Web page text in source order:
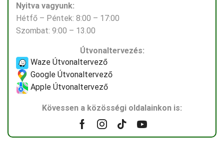
Nyitva vagyunk:
Hétfő – Péntek: 8:00 – 17:00
Szombat: 9:00 – 13.00
Útvonaltervezés:
Waze Útvonaltervező
Google Útvonaltervező
Apple Útvonaltervező
Kövessen a közösségi oldalainkon is:
Facebook
Instagram
Tik- Youtube